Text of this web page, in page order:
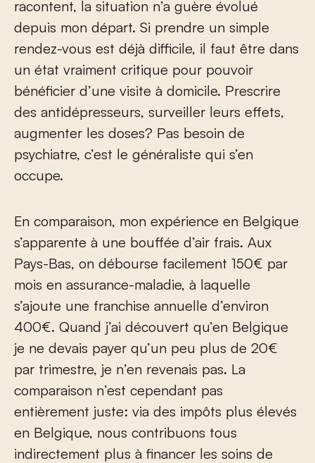
racontent, la situation n’a guère évolué
depuis mon départ. Si prendre un simple
rendez-vous est déjà difficile, il faut être dans
un état vraiment critique pour pouvoir
bénéficier d’une visite à domicile. Prescrire
des antidépresseurs, surveiller leurs effets,
augmenter les doses? Pas besoin de
psychiatre, c’est le généraliste qui s’en
occupe.
En comparaison, mon expérience en Belgique
s’apparente à une bouffée d’air frais. Aux
Pays-Bas, on débourse facilement 150€ par
mois en assurance-maladie, à laquelle
s’ajoute une franchise annuelle d’environ
400€. Quand j’ai découvert qu’en Belgique
je ne devais payer qu’un peu plus de 20€
par trimestre, je n’en revenais pas. La
comparaison n’est cependant pas
entièrement juste: via des impôts plus élevés
en Belgique, nous contribuons tous
indirectement plus à financer les soins de